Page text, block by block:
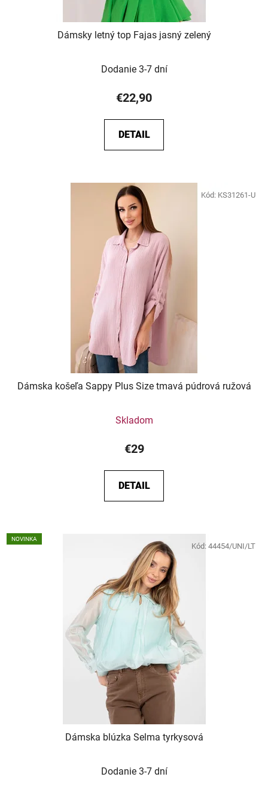
Dámsky letný top Fajas jasný zelený
Dodanie 3-7 dní
€22,90
DETAIL
Dámska košeľa Sappy Plus Size tmavá púdrová ružová
Skladom
€29
DETAIL
Kód: KS31261-U
NOVINKA
Dámska blúzka Selma tyrkysová
Dodanie 3-7 dní
Kód: 44454/UNI/LT